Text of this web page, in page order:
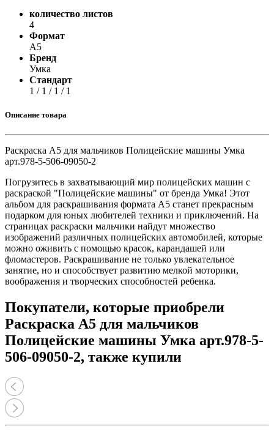
количество листов
4
Формат
А5
Бренд
Умка
Стандарт
1 / 1 / 1 / 1
Описание товара
Раскраска А5 для мальчиков Полицейские машины Умка
арт.978-5-506-09050-2
Погрузитесь в захватывающий мир полицейских машин с
раскраской "Полицейские машины" от бренда Умка! Этот
альбом для раскрашивания формата А5 станет прекрасным
подарком для юных любителей техники и приключений. На
страницах раскраски мальчики найдут множество
изображений различных полицейских автомобилей, которые
можно оживить с помощью красок, карандашей или
фломастеров. Раскрашивание не только увлекательное
занятие, но и способствует развитию мелкой моторики,
воображения и творческих способностей ребенка.
Покупатели, которые приобрели
Раскраска А5 для мальчиков
Полицейские машины Умка арт.978-5-
506-09050-2, также купили